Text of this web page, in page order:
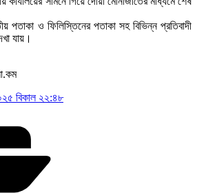
পতাকা ও ফিলিস্তিনের পতাকা সহ বিভিন্ন প্রতিবাদী
যায়।
বিকাল ২২:৪৮